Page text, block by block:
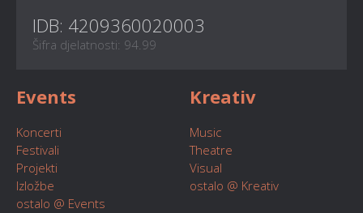
IDB: 4209360020003
Šifra djelatnosti: 94.99
Events
Koncerti
Festivali
Projekti
Izložbe
ostalo @ Events
Kreativ
Music
Theatre
Visual
ostalo @ Kreativ